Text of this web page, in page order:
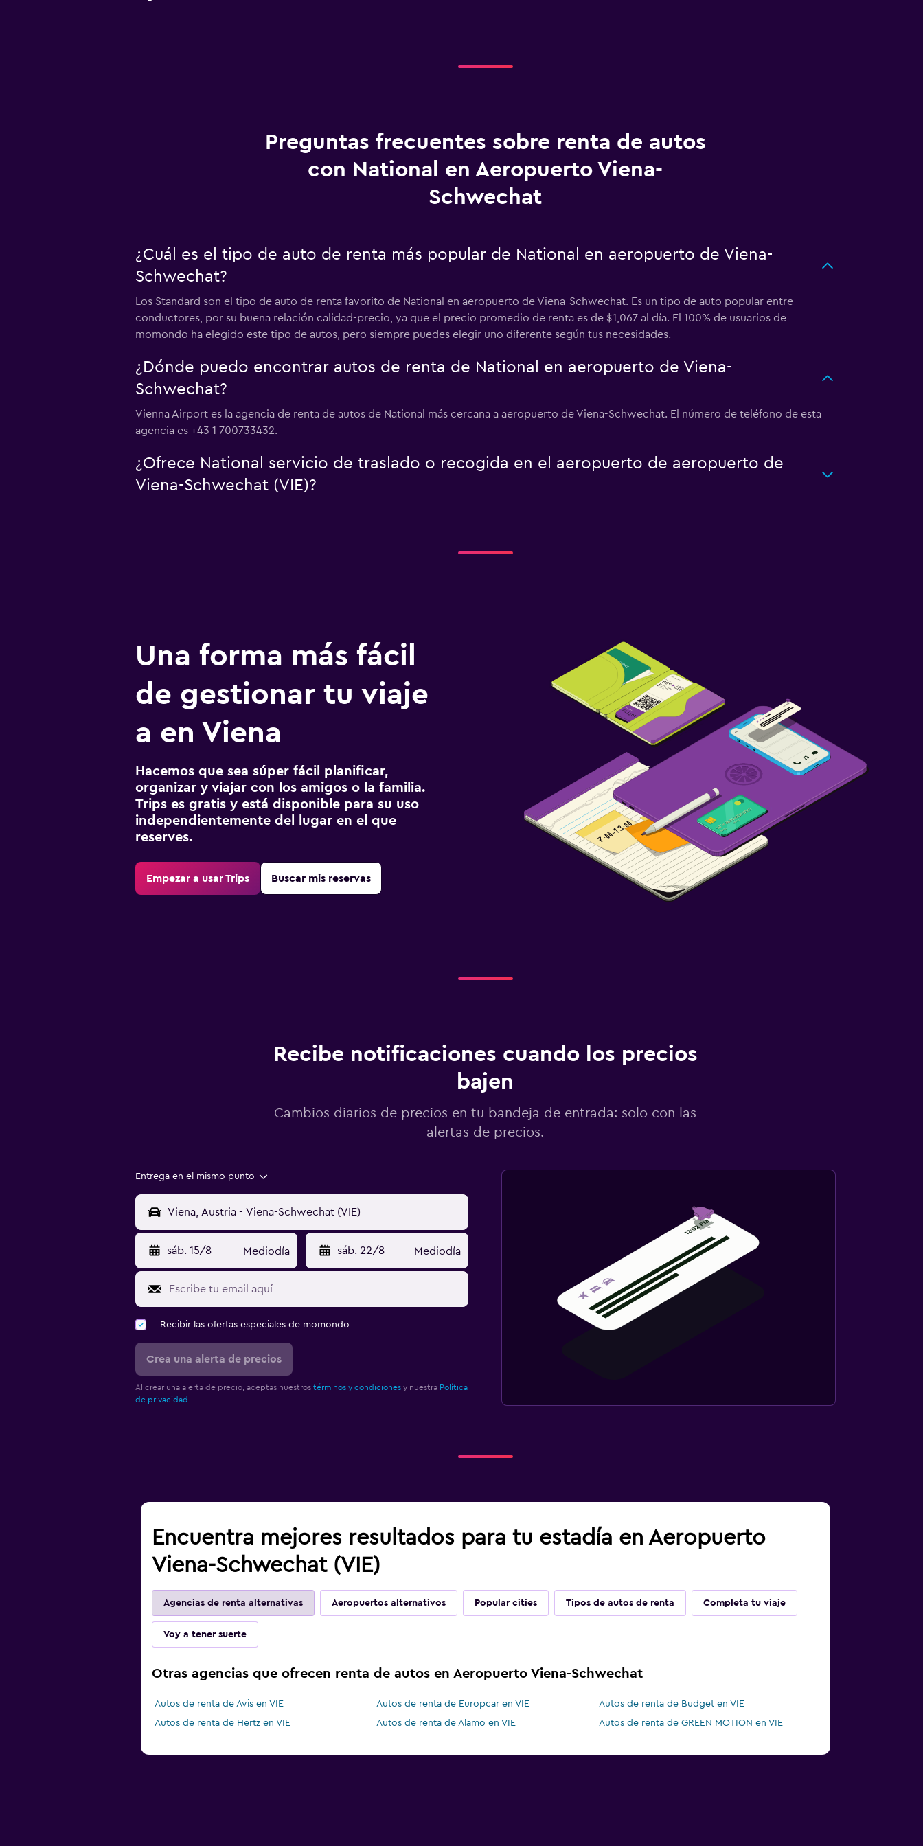
Preguntas frecuentes sobre renta de autos
con National en Aeropuerto Viena-
Schwechat
¿Cuál es el tipo de auto de renta más popular de National en aeropuerto de Viena-
Schwechat?
Los Standard son el tipo de auto de renta favorito de National en aeropuerto de Viena-Schwechat. Es un tipo de auto popular entre
conductores, por su buena relación calidad-precio, ya que el precio promedio de renta es de $1,067 al día. El 100% de usuarios de
momondo ha elegido este tipo de autos, pero siempre puedes elegir uno diferente según tus necesidades.
¿Dónde puedo encontrar autos de renta de National en aeropuerto de Viena-
Schwechat?
Vienna Airport es la agencia de renta de autos de National más cercana a aeropuerto de Viena-Schwechat. El número de teléfono de esta
agencia es +43 1 700733432.
¿Ofrece National servicio de traslado o recogida en el aeropuerto de aeropuerto de
Viena-Schwechat (VIE)?
Una forma más fácil
de gestionar tu viaje
a en Viena
Hacemos que sea súper fácil planificar,
organizar y viajar con los amigos o la familia.
Trips es gratis y está disponible para su uso
independientemente del lugar en el que
reserves.
Empezar a usar Trips Buscar mis reservas
Recibe notificaciones cuando los precios
bajen
Cambios diarios de precios en tu bandeja de entrada: solo con las
alertas de precios.
Entrega en el mismo punto
sáb. 15/8 Mediodía sáb. 22/8 Mediodía
Recibir las ofertas especiales de momondo
Crea una alerta de precios
Al crear una alerta de precio, aceptas nuestros términos y condicionesy nuestra Política
de privacidad.
Encuentra mejores resultados para tu estadía en Aeropuerto
Viena-Schwechat (VIE)
Agencias de renta alternativas Aeropuertos alternativos Popular cities Tipos de autos de renta Completa tu viaje
Voy a tener suerte
Otras agencias que ofrecen renta de autos en Aeropuerto Viena-Schwechat
Autos de renta de Avis en VIE Autos de renta de Europcar en VIE
Autos de renta de Budget en VIE
Autos de renta de Hertz en VIE
Autos de renta de Alamo en VIE Autos de renta de GREEN MOTION en VIE